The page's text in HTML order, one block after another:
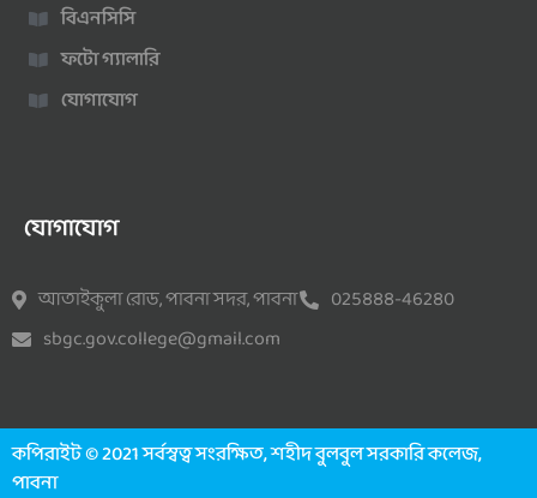
বিএনসিসি
ফটো গ্যালারি
যোগাযোগ
যোগাযোগ
আতাইকুলা রোড, পাবনা সদর, পাবনা
025888-46280
sbgc.gov.college@gmail.com
কপিরাইট © 2021 সর্বস্বত্ব সংরক্ষিত, শহীদ বুলবুল সরকারি কলেজ,
পাবনা